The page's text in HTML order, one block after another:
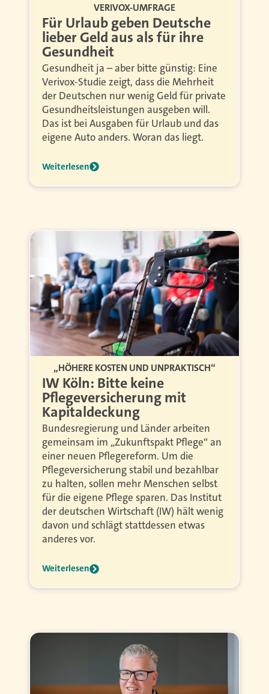
VERIVOX-UMFRAGE
Für Urlaub geben Deutsche
lieber Geld aus als für ihre
Gesundheit
Gesundheit ja – aber bitte günstig: Eine
Verivox-Studie zeigt, dass die Mehrheit
der Deutschen nur wenig Geld für private
Gesundheitsleistungen ausgeben will.
Das ist bei Ausgaben für Urlaub und das
eigene Auto anders. Woran das liegt.
Weiterlesen
„HÖHERE KOSTEN UND UNPRAKTISCH“
IW Köln: Bitte keine
Pflegeversicherung mit
Kapitaldeckung
Bundesregierung und Länder arbeiten
gemeinsam im „Zukunftspakt Pflege“ an
einer neuen Pflegereform. Um die
Pflegeversicherung stabil und bezahlbar
zu halten, sollen mehr Menschen selbst
für die eigene Pflege sparen. Das Institut
der deutschen Wirtschaft (IW) hält wenig
davon und schlägt stattdessen etwas
anderes vor.
Weiterlesen